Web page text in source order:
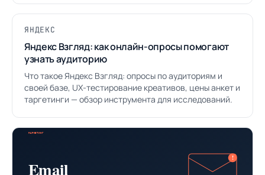
ЯНДЕКС
Яндекс Взгляд: как онлайн-опросы помогают
узнать аудиторию
Что такое Яндекс Взгляд: опросы по аудиториям и
своей базе, UX-тестирование креативов, цены анкет и
таргетинги — обзор инструмента для исследований.